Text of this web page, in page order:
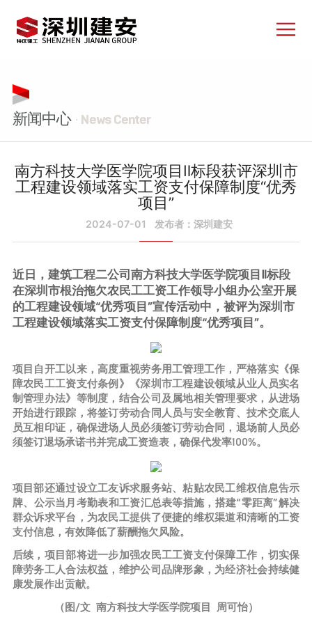
新闻中心 · News Center
南方科技大学医学院项目Ⅱ标段获评深圳市
工程建设领域落实工资支付保障制度“优秀
项目”
2024-07-01 发布者：深圳建安
近日，建筑工程二公司南方科技大学医学院项目Ⅱ标段
在深圳市根治拖欠农民工工资工作领导小组办公室开展
的工程建设领域“优秀项目”宣传活动中，被评为深圳市
工程建设领域落实工资支付保障制度“优秀项目”。
项目自开工以来，高度重视劳务用工管理工作，严格落实《保
障农民工工资支付条例》《深圳市工程建设领域从业人员实名
制管理办法》等制度，结合公司及属地相关管理要求，从进场
开始进行跟踪，将签订劳动合同人员与安全教育、技术交底人
员互相印证，确保进场人员必须签订劳动合同，退场前人员必
须签订退场承诺书并完成工资造表，确保代发率100%。
项目部还通过设立工友诉求服务站、粘贴农民工维权信息告示
牌、公示当月考勤表和工资汇总表等措施，搭建“零距离”解决
群众诉求平台，为农民工提供了便捷的维权渠道和清晰的工资
支付信息，有效降低了薪酬拖欠风险。
后续，项目部将进一步加强农民工工资支付保障工作，切实保
障劳务工人合法权益，维护公司品牌形象，为经济社会持续健
康发展作出贡献。
（图/文 南方科技大学医学院项目 周可怡）